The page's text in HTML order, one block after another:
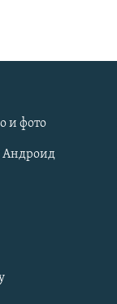
и фото
Андроид